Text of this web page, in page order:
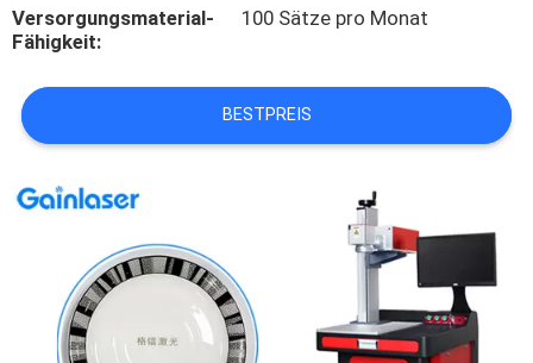
VERBINDUNG
FORDERN
SIE
EIN
SITEMAP
Versorgungsmaterial-
Fähigkeit:
100 Sätze pro Monat
BESTPREIS